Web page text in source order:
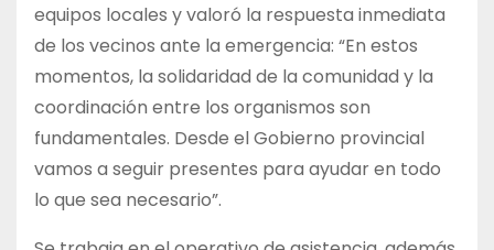
equipos locales y valoró la respuesta inmediata
de los vecinos ante la emergencia: “En estos
momentos, la solidaridad de la comunidad y la
coordinación entre los organismos son
fundamentales. Desde el Gobierno provincial
vamos a seguir presentes para ayudar en todo
lo que sea necesario”.